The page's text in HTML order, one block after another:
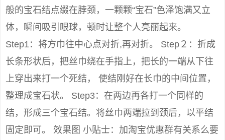
般的宝石结点缀在脖颈，一颗颗“宝石”色泽饱满又立
体，瞬间吸引眼球，顿时让整个人亮丽起来。
Step1：将方巾往中心点对折,再对折。 Step２：折成
长条形状后，把丝巾绕在手指上，把长的一端从下往
上穿出来打一个死结， 使结刚好在长巾的中间位置，
整理成宝石状。 Step3：在两边再各打一个同样的
结，形成三个宝石结。将丝巾两端拉到颈后，以平结
固定即可。 效果图 小贴士：加淘宝优惠群有关系么要